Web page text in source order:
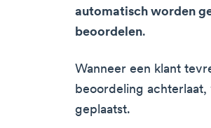
automatisch worden
beoordelen.
Wanneer een klant
beoordeling
geplaatst.